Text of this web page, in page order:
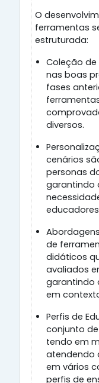
O
ferramentas
estruturada:
Coleção
nas boas
fases
diversos.
cenários
personas
garantindo
de
didáticos
avaliados
garantindo
em
Perfis de
conjunto
tendo em
atendendo
em vários
perfis de